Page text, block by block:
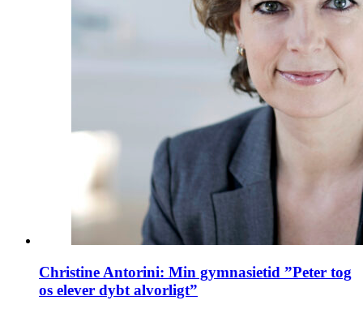
Christine Antorini: Min gymnasietid ”Peter tog
os elever dybt alvorligt”